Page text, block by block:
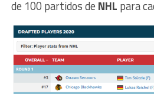
de 100 partidos de NHL para